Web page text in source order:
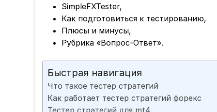
SimpleFXTester,
Как подготовиться к тестированию,
Плюсы и минусы,
Рубрика «Вопрос-Ответ».
Быстрая навигация
Что такое тестер стратегий
Как работает тестер стратегий форекс